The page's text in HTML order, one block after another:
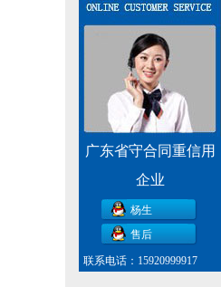
广东省守合同重信用
企业
杨生
售后
联系电话：15920999917